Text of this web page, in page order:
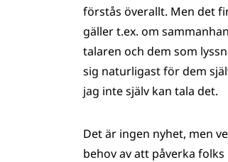
förstås överallt. Men det
gäller t.ex. om
talaren och dem som
sig naturligast för dem
jag inte själv kan tala det.
Det är ingen nyhet, men
behov av att påverka